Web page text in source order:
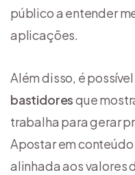
público a entender
aplicações.
Além disso, é
bastidoresque
trabalha para gerar
Apostar em
alinhada aos valores